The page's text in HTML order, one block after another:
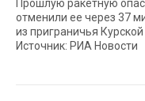
Прошлую ракетную
отменили ее через 37
из приграничья
Источник: РИА Новости